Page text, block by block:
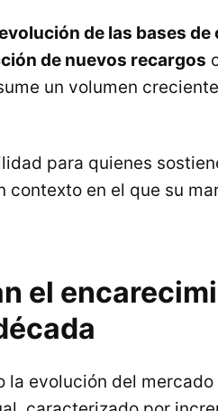
de las bases de
de nuevos recargos
un volumen
para quienes
contexto en el que su
el
la evolución del